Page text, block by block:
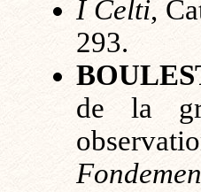
I Celti,
293.
de la